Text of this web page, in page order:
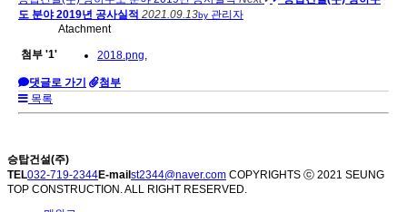
도 분야 2019년 공사실적 2021.09.13by 관리자
Atachment
첨부 '1' 2018.png,
댓글로 가기
첨부
목록
승탑건설(주)
TEL032-719-2344E-mail st2344@naver.com COPYRIGHTS ⓒ 2021 SEUNG
TOP CONSTRUCTION. ALL RIGHT RESERVED.